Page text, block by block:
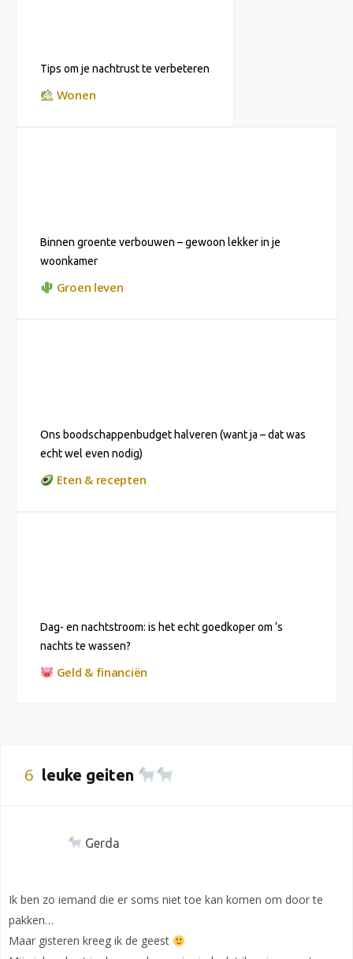
Tips om je nachtrust te verbeteren
Wonen
Binnen groente verbouwen – gewoon lekker in je
woonkamer
Groen leven
Ons boodschappenbudget halveren (want ja – dat was
echt wel even nodig)
Eten & recepten
Dag- en nachtstroom: is het echt goedkoper om ‘s
nachts te wassen?
Geld & financiën
6 leuke geiten
Gerda
Ik ben zo iemand die er soms niet toe kan komen om door te
pakken…
Maar gisteren kreeg ik de geest